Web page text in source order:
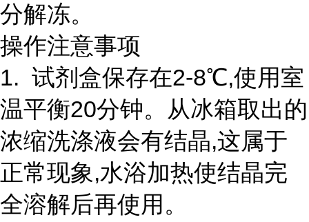
分解冻。
操作注意事项
1. 试剂盒保存在2-8℃,使用室
温平衡20分钟。从冰箱取出的
浓缩洗涤液会有结晶,这属于
正常现象,水浴加热使结晶完
全溶解后再使用。